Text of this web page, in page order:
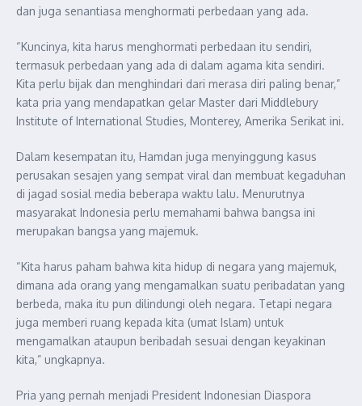
dan juga senantiasa menghormati perbedaan yang ada.
“Kuncinya, kita harus menghormati perbedaan itu sendiri,
termasuk perbedaan yang ada di dalam agama kita sendiri.
Kita perlu bijak dan menghindari dari merasa diri paling benar,”
kata pria yang mendapatkan gelar Master dari Middlebury
Institute of International Studies, Monterey, Amerika Serikat ini.
Dalam kesempatan itu, Hamdan juga menyinggung kasus
perusakan sesajen yang sempat viral dan membuat kegaduhan
di jagad sosial media beberapa waktu lalu. Menurutnya
masyarakat Indonesia perlu memahami bahwa bangsa ini
merupakan bangsa yang majemuk.
“Kita harus paham bahwa kita hidup di negara yang majemuk,
dimana ada orang yang mengamalkan suatu peribadatan yang
berbeda, maka itu pun dilindungi oleh negara. Tetapi negara
juga memberi ruang kepada kita (umat Islam) untuk
mengamalkan ataupun beribadah sesuai dengan keyakinan
kita,” ungkapnya.
Pria yang pernah menjadi President Indonesian Diaspora